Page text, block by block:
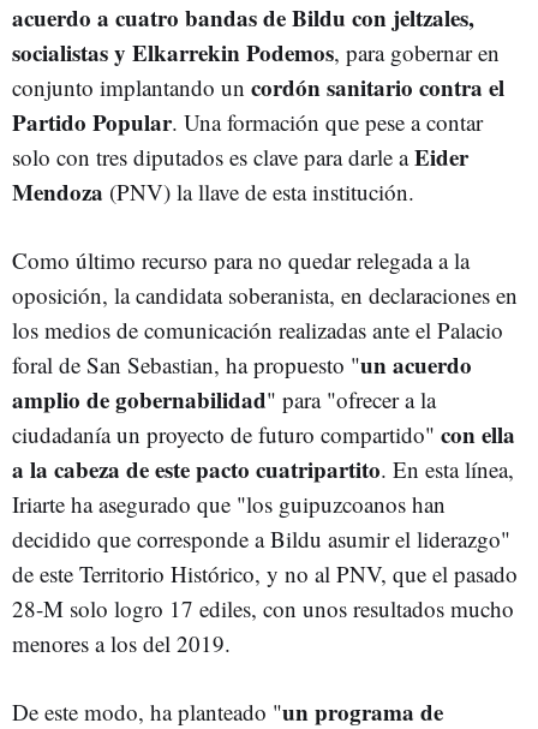
acuerdo a cuatro bandas de Bildu con jeltzales,
socialistas y Elkarrekin Podemos, para gobernar en
conjunto implantando un cordón sanitario contra el
Partido Popular. Una formación que pese a contar
solo con tres diputados es clave para darle aEider
Mendoza (PNV) la llave de esta institución.
Como último recurso para no quedar relegada a la
oposición, la candidata soberanista, en declaraciones en
los medios de comunicación realizadas ante el Palacio
foral de San Sebastian, ha propuesto "un acuerdo
amplio de gobernabilidad" para "ofrecer a la
ciudadanía un proyecto de futuro compartido" con ella
a la cabeza de este pacto cuatripartito. En esta línea,
Iriarte ha asegurado que "los guipuzcoanos han
decidido que corresponde a Bildu asumir el liderazgo"
de este Territorio Histórico, y no al PNV, que el pasado
28-M solo logro 17 ediles, con unos resultados mucho
menores a los del 2019.
De este modo, ha planteado "un programa de